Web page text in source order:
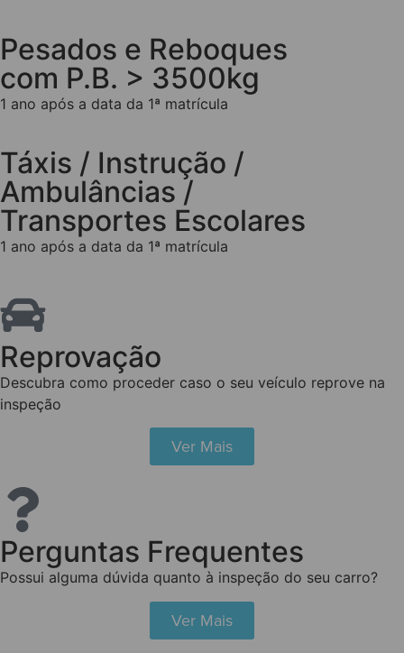
Pesados e Reboques
com P.B. > 3500kg
1 ano após a data da 1ª matrícula
Táxis / Instrução /
Ambulâncias /
Transportes Escolares
1 ano após a data da 1ª matrícula
Reprovação
Descubra como proceder caso o seu veículo reprove na
inspeção
Ver Mais
Perguntas Frequentes
Possui alguma dúvida quanto à inspeção do seu carro?
Ver Mais